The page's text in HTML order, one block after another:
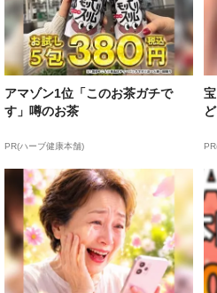
アマゾン1位「このお茶ガチで
す」噂のお茶
PR(ハーブ健康本舗)